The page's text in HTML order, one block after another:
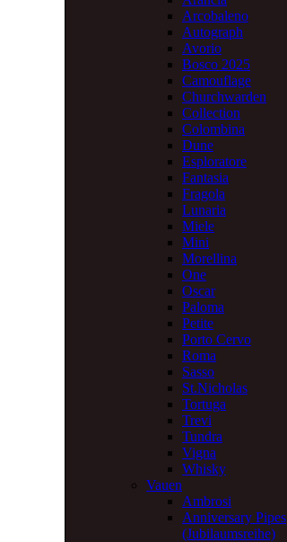
Arcobaleno
Autograph
Avorio
Bosco 2025
Camouflage
Churchwarden
Collection
Colombina
Dune
Esploratore
Fantasia
Fragola
Lunaria
Miele
Mini
Morellina
One
Oscar
Paloma
Petite
Porto Cervo
Roma
Sasso
St.Nicholas
Tortuga
Trevi
Tundra
Vigna
Whisky
Vauen
Ambrosi
Anniversary Pipes
(Jubilaumsreihe)